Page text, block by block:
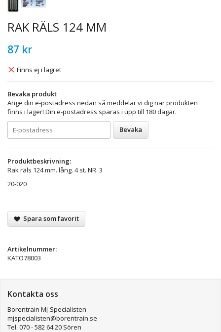
RAK RÄLS 124 MM
87 kr
Finns ej i lagret
Bevaka produkt
Ange din e-postadress nedan så meddelar vi dig när produkten
finns i lager! Din e-postadress sparas i upp till 180 dagar.
Bevaka
Produktbeskrivning:
Rak räls 124 mm. lång. 4 st. NR. 3
20-020
Spara som favorit
Artikelnummer:
KATO78003
Kontakta oss
Borentrain Mj-Specialisten
mjspecialisten@borentrain.se
Tel. 070 - 582 64 20 Sören